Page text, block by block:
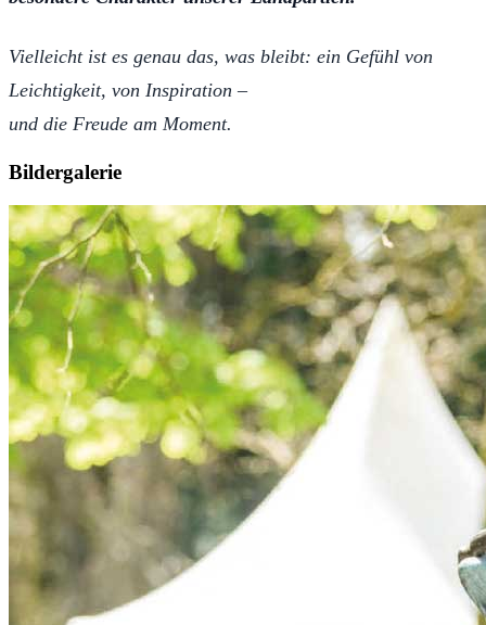
Vielleicht ist es genau das, was bleibt: ein Gefühl von
Leichtigkeit, von Inspiration –
und die Freude am Moment.
Bildergalerie